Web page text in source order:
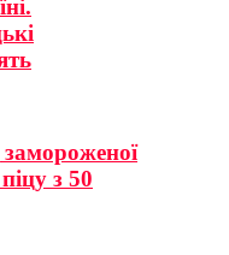
з 50